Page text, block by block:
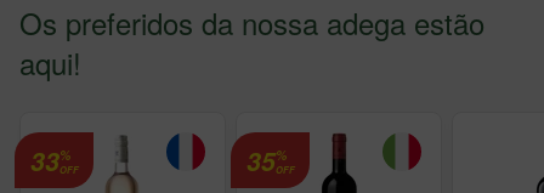
Os preferidos da nossa adega estão
aqui!
33%
OFF 35%
OFF